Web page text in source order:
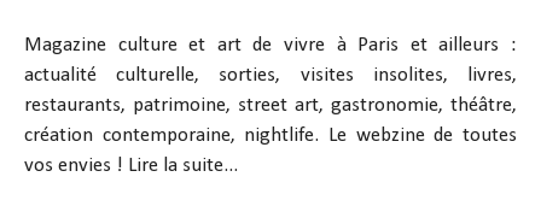
Magazine culture et art de vivre à Paris et ailleurs :
actualité culturelle, sorties, visites insolites, livres,
restaurants, patrimoine, street art, gastronomie, théâtre,
création contemporaine, nightlife. Le webzine de toutes
vos envies ! Lire la suite...